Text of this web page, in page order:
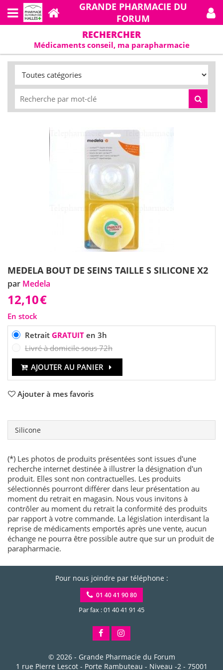
GRANDE PHARMACIE DU
FORUM
RECHERCHER
Médicaments conseil, ma parapharmacie
MEDELA BOUT DE SEINS TAILLE S SILICONE X2
par Medela
12,10€
En stock
Retrait GRATUITen 3h
Livré à domicile sous 72h
AJOUTER AU PANIER
Ajouter à mes favoris
Silicone
(*) Les photos de produits présentées sont issues d'une
recherche internet destinée à illustrer la désignation d'un
produit. Elles sont non contractuelles. Les produits
sélectionnés pourront différer dans leur présentation au
moment du retrait en magasin. Nous vous invitons à
contrôler au moment du retrait la conformité des produits
par rapport à votre commande. La législation interdisant la
reprise de médicaments emportés après une vente, aucun
échange ne pourra être possible autre que sur un produit de
parapharmacie.
Pour nous joindre par téléphone :
01 40 41 90 80
Par fax : 01 40 41 91 45
© 2026 - Grande Pharmacie du Forum
1 rue Pierre Lescot - Porte Rambuteau - Niveau -2- 75001